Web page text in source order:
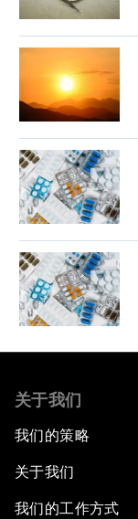
关于我们
我们的策略
关于我们
我们的工作方式